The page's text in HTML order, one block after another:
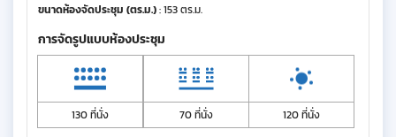
ขนาดห้องจัดประชุม (ตร.ม.): 153 ตร.ม.
การจัดรูปแบบห้องประชุม
130 ที่นั่ง 70 ที่นั่ง 120 ที่นั่ง